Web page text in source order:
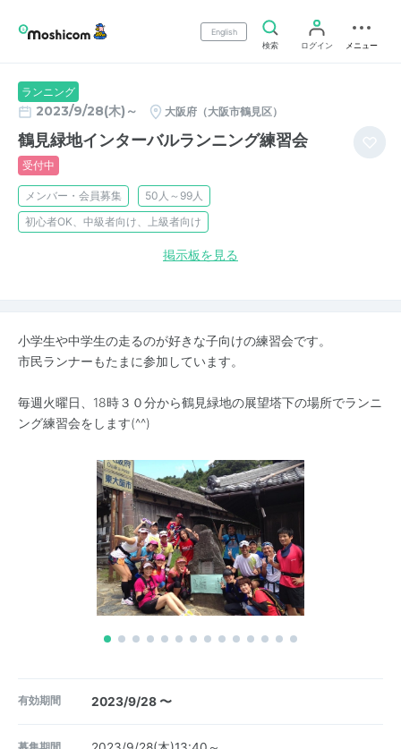
English
検索
ログイン メニュー
ランニング
2023/9/28(木)～ 大阪府（大阪市鶴見区）
鶴見緑地インターバルランニング練習会
受付中
メンバー・会員募集
50人～99人
初心者OK、中級者向け、上級者向け
掲示板を見る
小学生や中学生の走るのが好きな子向けの練習会です。
市民ランナーもたまに参加しています。
毎週火曜日、18時３０分から鶴見緑地の展望塔下の場所でランニ
ング練習会をします(^^)
有効期間 2023/9/28 〜